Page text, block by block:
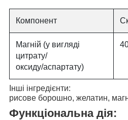
Компонент
Магній (у вигляді
цитрату/
оксиду/аспартату)
Інші інгредієнти:
рисове борошно, желатин,
Функціональна дія: